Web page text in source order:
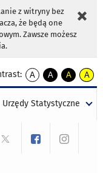
z witryny bez
że będą one
Zawsze możesz
A
kontrast
A
kontrast
tekst
czarnym
A
kontrast
tekst
czarnym
A
tekst
żółtym
Urzędy Statystyczne